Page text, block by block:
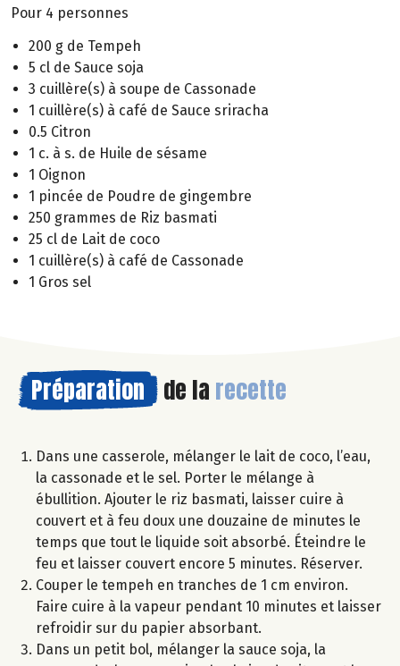
Pour 4 personnes
200 g de Tempeh
5 cl de Sauce soja
3 cuillère(s) à soupe de Cassonade
1 cuillère(s) à café de Sauce sriracha
0.5 Citron
1 c. à s. de Huile de sésame
1 Oignon
1 pincée de Poudre de gingembre
250 grammes de Riz basmati
25 cl de Lait de coco
1 cuillère(s) à café de Cassonade
1 Gros sel
Préparation de la recette
Dans une casserole, mélanger le lait de coco, l’eau,
la cassonade et le sel. Porter le mélange à
ébullition. Ajouter le riz basmati, laisser cuire à
couvert et à feu doux une douzaine de minutes le
temps que tout le liquide soit absorbé. Éteindre le
feu et laisser couvert encore 5 minutes. Réserver.
Couper le tempeh en tranches de 1 cm environ.
Faire cuire à la vapeur pendant 10 minutes et laisser
refroidir sur du papier absorbant.
Dans un petit bol, mélanger la sauce soja, la